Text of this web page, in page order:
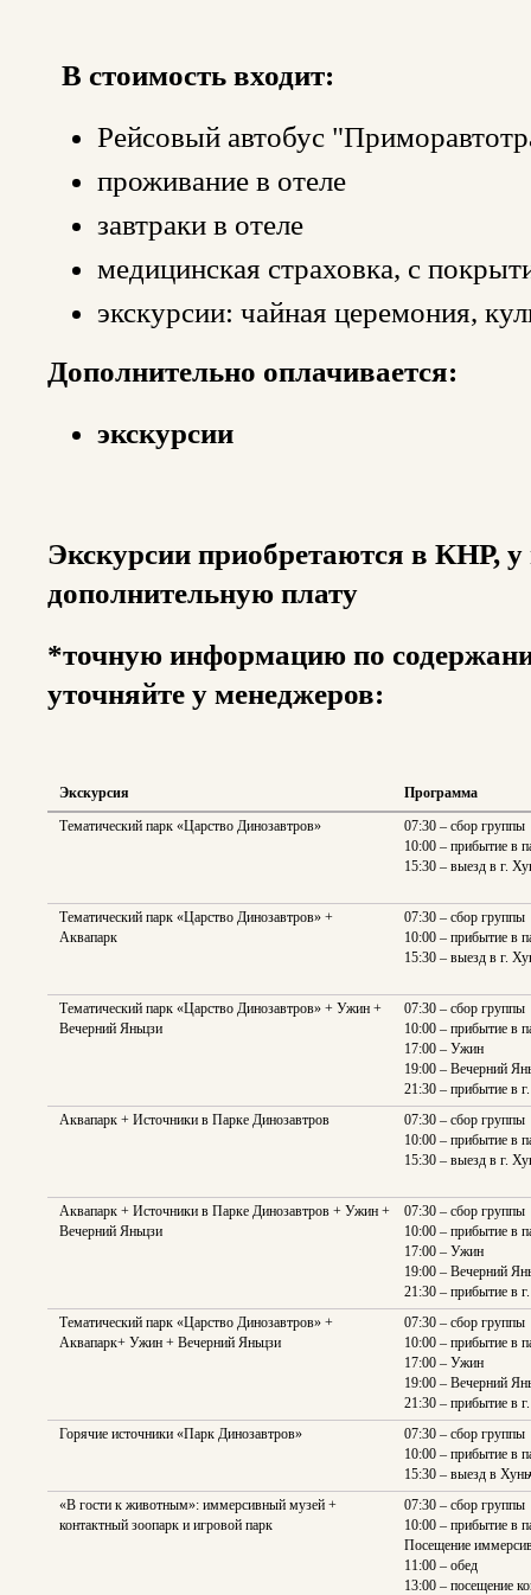
В стоимость входит:
Рейсовый автобус
проживание в отеле
завтраки в отеле
медицинская страховка, с
экскурсии: чайная церемония,
Дополнительно оплачивается:
экскурсии
Экскурсии приобретаются в КНР,
дополнительную плату
*точную информацию по
уточняйте у менеджеров:
Экскурсия
Программа
Тематический парк «Царство Динозавтров»
07:30 – сбор группы
10:00 – прибытие в
15:30 – выезд в г.
Тематический парк «Царство Динозавтров» +
Аквапарк
07:30 – сбор группы
10:00 – прибытие в
15:30 – выезд в г.
Тематический парк «Царство Динозавтров» + Ужин +
Вечерний Яньцзи
07:30 – сбор группы
10:00 – прибытие в
17:00 – Ужин
19:00 – Вечерний
21:30 – прибытие в
Аквапарк + Источники в Парке Динозавтров
07:30 – сбор группы
10:00 – прибытие в
15:30 – выезд в г.
Аквапарк + Источники в Парке Динозавтров + Ужин +
Вечерний Яньцзи
07:30 – сбор группы
10:00 – прибытие в
17:00 – Ужин
19:00 – Вечерний
21:30 – прибытие в
Тематический парк «Царство Динозавтров» +
Аквапарк+ Ужин + Вечерний Яньцзи
07:30 – сбор группы
10:00 – прибытие в
17:00 – Ужин
19:00 – Вечерний
21:30 – прибытие в
Горячие источники «Парк Динозавтров»
07:30 – сбор группы
10:00 – прибытие в
15:30 – выезд в
«В гости к животным»: иммерсивный музей +
контактный зоопарк и игровой парк
07:30 – сбор группы
10:00 – прибытие в
Посещение
11:00 – обед
13:00 – посещение